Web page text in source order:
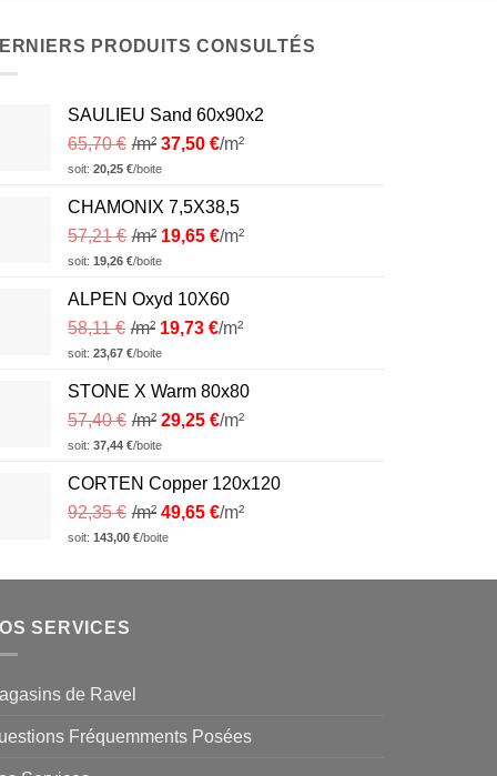
PRODUITS CONSULTÉS
SAULIEU Sand 60x90x2
65,70€ /m² 37,50 €/m²
soit: 20,25 €/boite
CHAMONIX 7,5X38,5
57,21€ /m² 19,65 €/m²
soit: 19,26 €/boite
ALPEN Oxyd 10X60
58,11€ /m² 19,73 €/m²
soit: 23,67 €/boite
STONE X Warm 80x80
57,40€ /m² 29,25 €/m²
soit: 37,44 €/boite
CORTEN Copper 120x120
92,35€ /m² 49,65 €/m²
soit: 143,00 €/boite
SERVICES
de Ravel
Fréquemments Posées